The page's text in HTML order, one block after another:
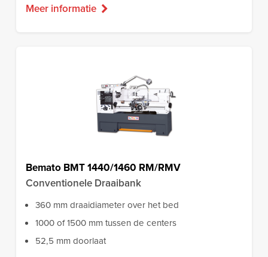
Meer informatie
Bemato BMT 1440/1460 RM/RMV
Conventionele Draaibank
360 mm draaidiameter over het bed
1000 of 1500 mm tussen de centers
52,5 mm doorlaat